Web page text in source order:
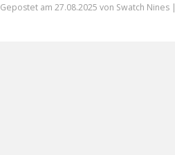
Gepostet am 27.08.2025 von Swatch Nines |